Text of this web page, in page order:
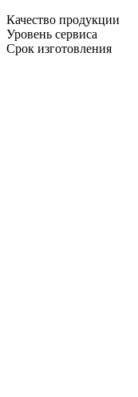
Качество продукции
Уровень сервиса
Срок изготовления